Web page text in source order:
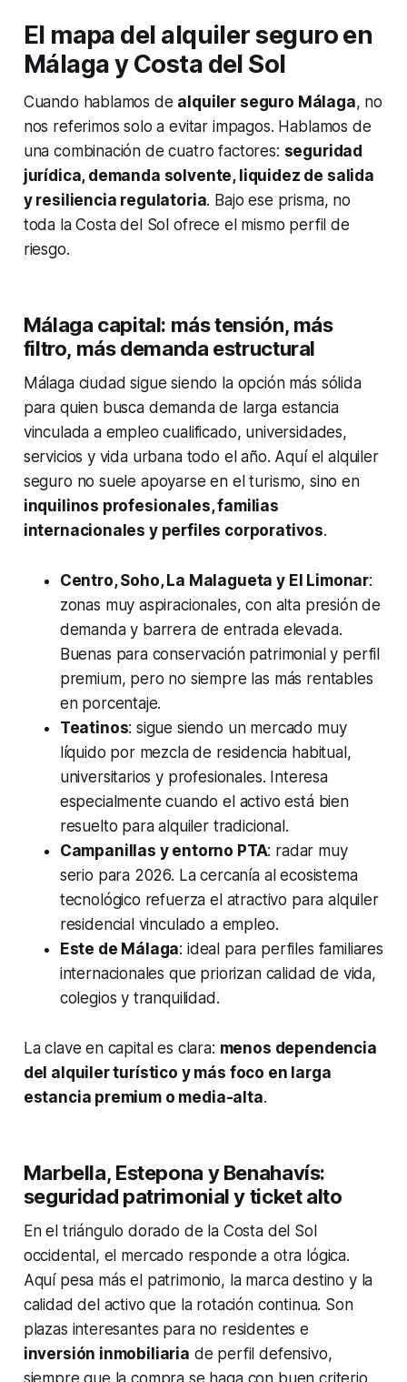
El mapa del alquiler seguro en
Málaga y Costa del Sol
Cuando hablamos de alquiler seguro Málaga, no
nos referimos solo a evitar impagos. Hablamos de
una combinación de cuatro factores: seguridad
jurídica, demanda solvente, liquidez de salida
y resiliencia regulatoria. Bajo ese prisma, no
toda la Costa del Sol ofrece el mismo perfil de
riesgo.
Málaga capital: más tensión, más
filtro, más demanda estructural
Málaga ciudad sigue siendo la opción más sólida
para quien busca demanda de larga estancia
vinculada a empleo cualificado, universidades,
servicios y vida urbana todo el año. Aquí el alquiler
seguro no suele apoyarse en el turismo, sino en
inquilinos profesionales, familias
internacionales y perfiles corporativos.
Centro, Soho, La Malagueta y El Limonar:
zonas muy aspiracionales, con alta presión de
demanda y barrera de entrada elevada.
Buenas para conservación patrimonial y perfil
premium, pero no siempre las más rentables
en porcentaje.
Teatinos: sigue siendo un mercado muy
líquido por mezcla de residencia habitual,
universitarios y profesionales. Interesa
especialmente cuando el activo está bien
resuelto para alquiler tradicional.
Campanillas y entorno PTA: radar muy
serio para 2026. La cercanía al ecosistema
tecnológico refuerza el atractivo para alquiler
residencial vinculado a empleo.
Este de Málaga: ideal para perfiles familiares
internacionales que priorizan calidad de vida,
colegios y tranquilidad.
La clave en capital es clara: menos dependencia
del alquiler turístico y más foco en larga
estancia premium o media-alta.
Marbella, Estepona y Benahavís:
seguridad patrimonial y ticket alto
En el triángulo dorado de la Costa del Sol
occidental, el mercado responde a otra lógica.
Aquí pesa más el patrimonio, la marca destino y la
calidad del activo que la rotación continua. Son
plazas interesantes para no residentes e
inversión inmobiliaria de perfil defensivo,